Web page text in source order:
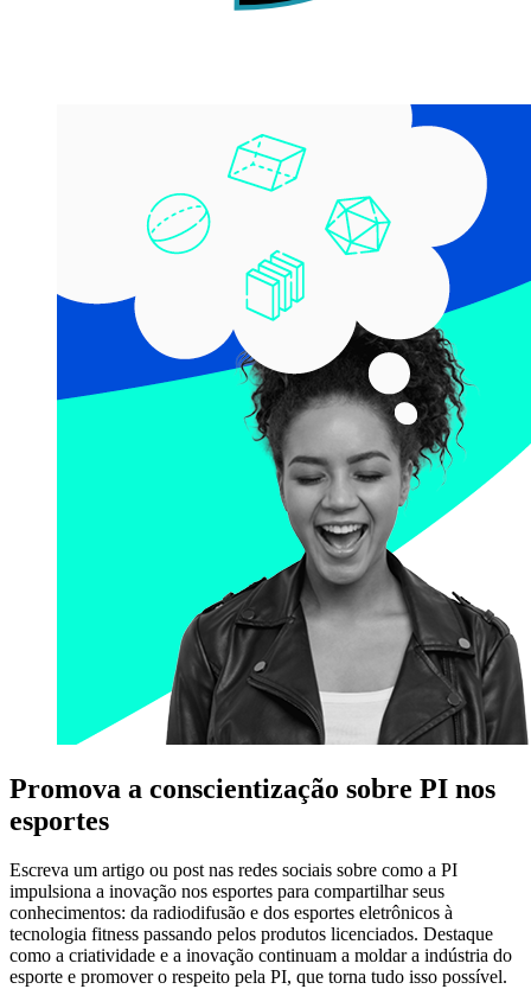
Promova a conscientização sobre PI nos
esportes
Escreva um artigo ou post nas redes sociais sobre como a PI
impulsiona a inovação nos esportes para compartilhar seus
conhecimentos: da radiodifusão e dos esportes eletrônicos à
tecnologia fitness passando pelos produtos licenciados. Destaque
como a criatividade e a inovação continuam a moldar a indústria do
esporte e promover o respeito pela PI, que torna tudo isso possível.